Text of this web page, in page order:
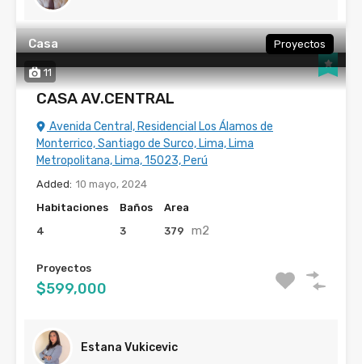
11
Casa Proyectos
CASA AV.CENTRAL
Avenida Central, Residencial Los Álamos de
Monterrico, Santiago de Surco, Lima, Lima
Metropolitana, Lima, 15023, Perú
Added: 10 mayo, 2024
Habitaciones
4
Baños
3
Area
379
m2
Proyectos
$599,000
Estana Vukicevic